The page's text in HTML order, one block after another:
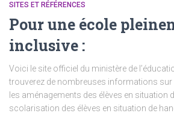
SITES ET RÉFÉRENCES
Pour une école
inclusive :
Voici le site officiel du ministère de
trouverez de nombreuses informations sur
les aménagements des élèves en situation
scolarisation des élèves en situation de